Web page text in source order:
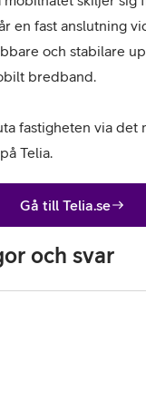
en fast anslutning
och stabilare
bredband.
fastigheten via det
Telia.
Gå till Telia.se
och svar